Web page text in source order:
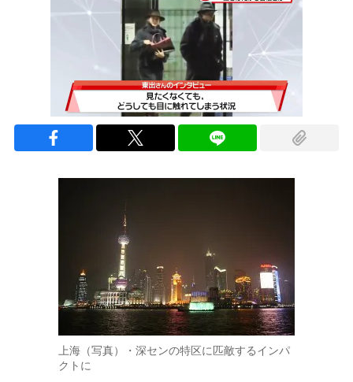
上海（写真）・深センの特区に匹敵するインパ
クトに